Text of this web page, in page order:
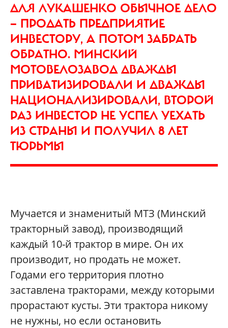
ДЛЯ ЛУКАШЕНКО ОБЫЧНОЕ ДЕЛО
— ПРОДАТЬ ПРЕДПРИЯТИЕ
ИНВЕСТОРУ, А ПОТОМ ЗАБРАТЬ
ОБРАТНО. МИНСКИЙ
МОТОВЕЛОЗАВОД ДВАЖДЫ
ПРИВАТИЗИРОВАЛИ И ДВАЖДЫ
НАЦИОНАЛИЗИРОВАЛИ, ВТОРОЙ
РАЗ ИНВЕСТОР НЕ УСПЕЛ УЕХАТЬ
ИЗ СТРАНЫ И ПОЛУЧИЛ 8 ЛЕТ
ТЮРЬМЫ
Мучается и знаменитый МТЗ (Минский
тракторный завод), производящий
каждый 10-й трактор в мире. Он их
производит, но продать не может.
Годами его территория плотно
заставлена тракторами, между которыми
прорастают кусты. Эти трактора никому
не нужны, но если остановить